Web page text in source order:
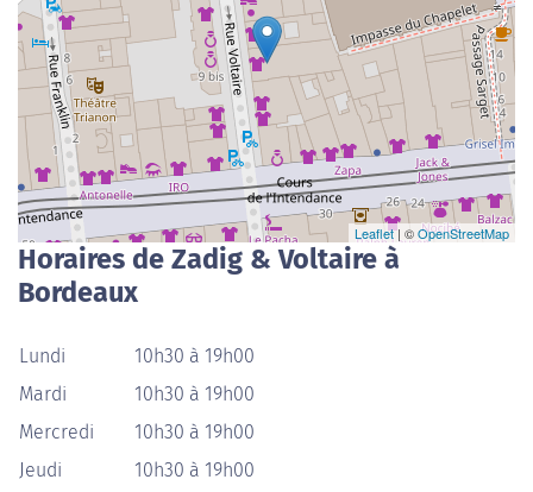
Leaflet| ©OpenStreetMap
Horaires de Zadig & Voltaire à
Bordeaux
Lundi
10h30 à 19h00
Mardi
10h30 à 19h00
Mercredi
10h30 à 19h00
Jeudi
10h30 à 19h00